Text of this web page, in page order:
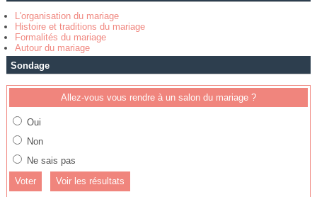
L'organisation du mariage
Histoire et traditions du mariage
Formalités du mariage
Autour du mariage
Sondage
Allez-vous vous rendre à un salon du mariage ?
Oui
Non
Ne sais pas
Voir les résultats